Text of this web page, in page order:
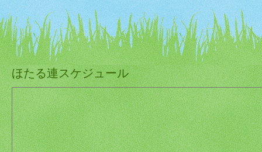
ほたる連スケジュール